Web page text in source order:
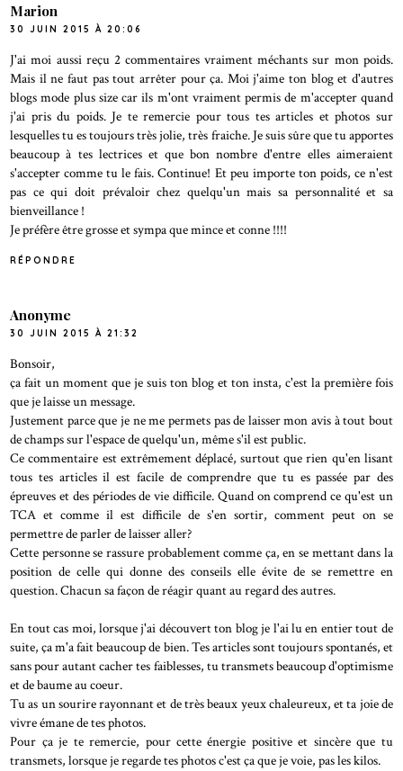
Marion
30 JUIN 2015 À 20:06
J'ai moi aussi reçu 2 commentaires vraiment méchants sur mon poids.
Mais il ne faut pas tout arrêter pour ça. Moi j'aime ton blog et d'autres
blogs mode plus size car ils m'ont vraiment permis de m'accepter quand
j'ai pris du poids. Je te remercie pour tous tes articles et photos sur
lesquelles tu es toujours très jolie, très fraiche. Je suis sûre que tu apportes
beaucoup à tes lectrices et que bon nombre d'entre elles aimeraient
s'accepter comme tu le fais. Continue! Et peu importe ton poids, ce n'est
pas ce qui doit prévaloir chez quelqu'un mais sa personnalité et sa
bienveillance !
Je préfère être grosse et sympa que mince et conne !!!!
RÉPONDRE
Anonyme
30 JUIN 2015 À 21:32
Bonsoir,
ça fait un moment que je suis ton blog et ton insta, c'est la première fois
que je laisse un message.
Justement parce que je ne me permets pas de laisser mon avis à tout bout
de champs sur l'espace de quelqu'un, même s'il est public.
Ce commentaire est extrêmement déplacé, surtout que rien qu'en lisant
tous tes articles il est facile de comprendre que tu es passée par des
épreuves et des périodes de vie difficile. Quand on comprend ce qu'est un
TCA et comme il est difficile de s'en sortir, comment peut on se
permettre de parler de laisser aller?
Cette personne se rassure probablement comme ça, en se mettant dans la
position de celle qui donne des conseils elle évite de se remettre en
question. Chacun sa façon de réagir quant au regard des autres.
En tout cas moi, lorsque j'ai découvert ton blog je l'ai lu en entier tout de
suite, ça m'a fait beaucoup de bien. Tes articles sont toujours spontanés, et
sans pour autant cacher tes faiblesses, tu transmets beaucoup d'optimisme
et de baume au coeur.
Tu as un sourire rayonnant et de très beaux yeux chaleureux, et ta joie de
vivre émane de tes photos.
Pour ça je te remercie, pour cette énergie positive et sincère que tu
transmets, lorsque je regarde tes photos c'est ça que je voie, pas les kilos.